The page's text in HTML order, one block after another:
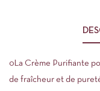
0La Crème Purifiante
de fraîcheur et de